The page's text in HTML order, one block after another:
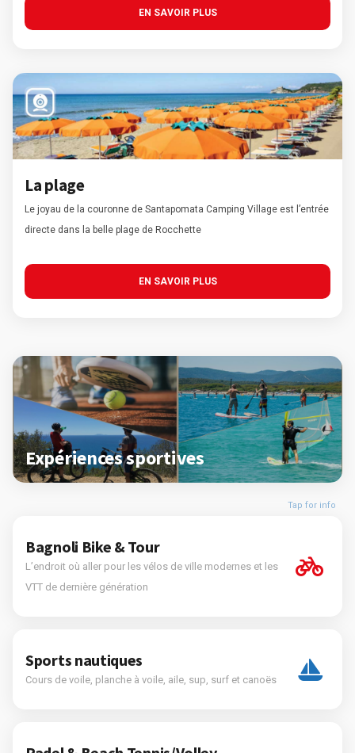
EN SAVOIR PLUS
La plage
Le joyau de la couronne de Santapomata Camping Village est l’entrée
directe dans la belle plage de Rocchette
EN SAVOIR PLUS
Expériences sportives
Tap for info
Bagnoli Bike & Tour
L’endroit où aller pour les vélos de ville modernes et les
VTT de dernière génération
Sports nautiques
Cours de voile, planche à voile, aile, sup, surf et canoës